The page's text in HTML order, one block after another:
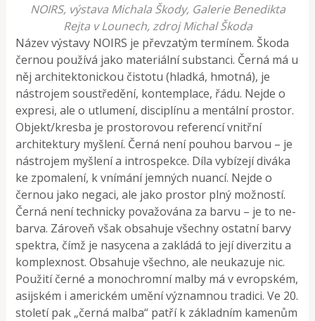
NOIRS, výstava Michala Škody, Galerie Benedikta
Rejta v Lounech, zdroj Michal Škoda
Název výstavy NOIRS je převzatým termínem. Škoda
černou používá jako materiální substanci. Černá má u
něj architektonickou čistotu (hladká, hmotná), je
nástrojem soustředění, kontemplace, řádu. Nejde o
expresi, ale o utlumení, disciplínu a mentální prostor.
Objekt/kresba je prostorovou referencí vnitřní
architektury myšlení. Černá není pouhou barvou – je
nástrojem myšlení a introspekce. Díla vybízejí diváka
ke zpomalení, k vnímání jemných nuancí. Nejde o
černou jako negaci, ale jako prostor plný možností.
Černá není technicky považována za barvu – je to ne-
barva. Zároveň však obsahuje všechny ostatní barvy
spektra, čímž je nasycena a zakládá to její diverzitu a
komplexnost. Obsahuje všechno, ale neukazuje nic.
Použití černé a monochromní malby má v evropském,
asijském i americkém umění významnou tradici. Ve 20.
století pak „černá malba“ patří k základním kamenům